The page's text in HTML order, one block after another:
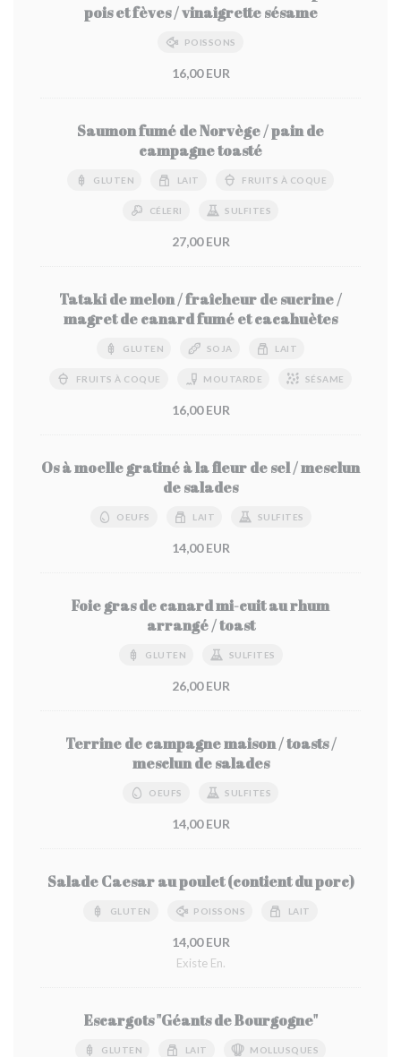
pois et fèves / vinaigrette sésame
POISSONS
16,00 EUR
Saumon fumé de Norvège / pain de
campagne toasté
GLUTEN LAIT FRUITS À COQUE
CÉLERI SULFITES
27,00 EUR
Tataki de melon / fraîcheur de sucrine /
magret de canard fumé et cacahuètes
GLUTEN SOJA LAIT
FRUITS À COQUE MOUTARDE SÉSAME
16,00 EUR
Os à moelle gratiné à la fleur de sel / mesclun
de salades
OEUFS LAIT SULFITES
14,00 EUR
Foie gras de canard mi-cuit au rhum
arrangé / toast
GLUTEN SULFITES
26,00 EUR
Terrine de campagne maison / toasts /
mesclun de salades
OEUFS SULFITES
14,00 EUR
Salade Caesar au poulet (contient du porc)
GLUTEN POISSONS LAIT
14,00 EUR
Existe En.
Escargots "Géants de Bourgogne"
GLUTEN LAIT MOLLUSQUES